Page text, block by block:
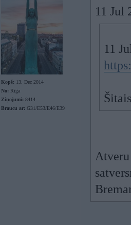
Kopš: 13. Dec 2014
No: Rīga
Ziņojumi: 8414
Braucu ar: G31/E53/E46/E39
11 Jul
11